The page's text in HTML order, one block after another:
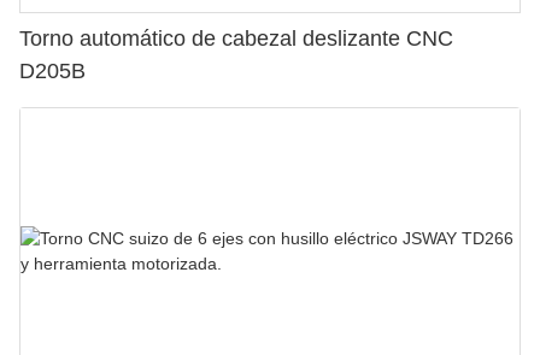
Torno automático de cabezal deslizante CNC
D205B